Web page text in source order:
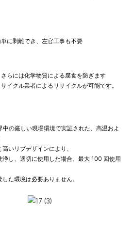
に剥離でき、左官工事も不要
の厳しい現場環境で実証された、高温およ
いリブデザインにより、
し、適切に使用した場合、最大 100 回使用
た環境は必要ありません。
らには化学物質による腐食を防ぎます
イクル業者によるリサイクルが可能です。